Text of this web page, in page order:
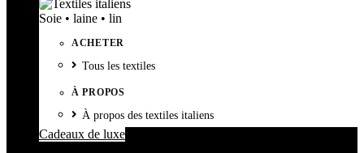
Soie • laine • lin
ACHETER
Tous les textiles
À PROPOS
À propos des textiles italiens
Cadeaux de luxe